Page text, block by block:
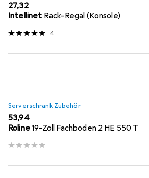
EUR
27,32
Intellinet Rack-Regal (Konsole)
4
Serverschrank Zubehör
EUR
53,94
Roline19-Zoll Fachboden 2 HE 550 T